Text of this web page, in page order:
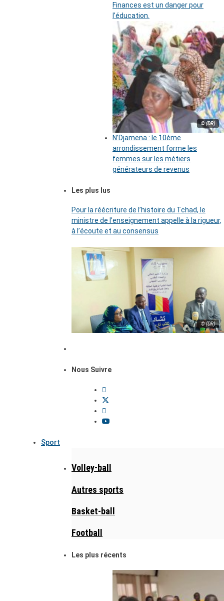
Finances est un danger pour
l’éducation.
© (DR)
N’Djamena : le 10ème
arrondissement forme les
femmes sur les métiers
générateurs de revenus
Les plus lus
Pour la réécriture de l’histoire du Tchad, le
ministre de l’enseignement appelle à la rigueur,
à l’écoute et au consensus
© (DR)
Nous Suivre
Sport
Volley-ball
Autres sports
Basket-ball
Football
Les plus récents